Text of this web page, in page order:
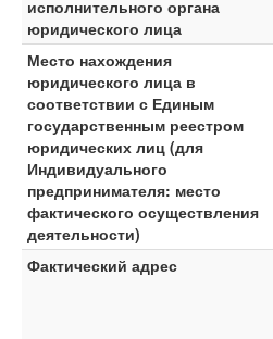
исполнительного органа
юридического лица
Место нахождения
юридического лица в
соответствии с Единым
государственным реестром
юридических лиц (для
Индивидуального
предпринимателя: место
фактического осуществления
деятельности)
Фактический адрес